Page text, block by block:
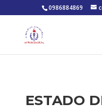
0986884869
ESTADO